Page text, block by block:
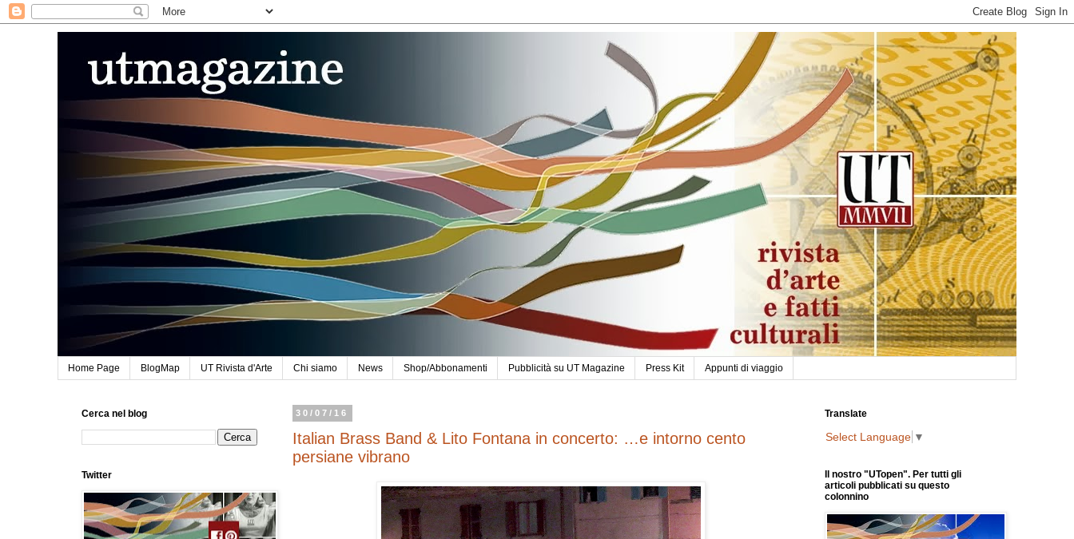
Home Page BlogMap UT Rivista d'Arte Chi siamo News Shop/Abbonamenti Pubblicità su UT Magazine Press Kit Appunti di viaggio
30/07/16
Italian Brass Band & Lito Fontana in concerto: …e intorno cento
persiane vibrano
Cerca nel blog
Twitter
Translate
Select Language ▼
Il nostro "UTopen". Per tutti gli
articoli pubblicati su questo
colonnino